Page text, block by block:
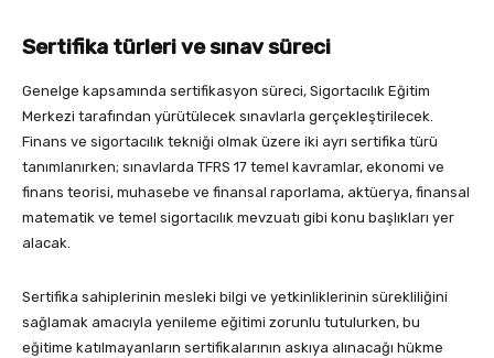
Sertifika türleri ve sınav süreci
Genelge kapsamında sertifikasyon süreci, Sigortacılık Eğitim
Merkezi tarafından yürütülecek sınavlarla gerçekleştirilecek.
Finans ve sigortacılık tekniği olmak üzere iki ayrı sertifika türü
tanımlanırken; sınavlarda TFRS 17 temel kavramlar, ekonomi ve
finans teorisi, muhasebe ve finansal raporlama, aktüerya, finansal
matematik ve temel sigortacılık mevzuatı gibi konu başlıkları yer
alacak.
Sertifika sahiplerinin mesleki bilgi ve yetkinliklerinin sürekliliğini
sağlamak amacıyla yenileme eğitimi zorunlu tutulurken, bu
eğitime katılmayanların sertifikalarının askıya alınacağı hükme